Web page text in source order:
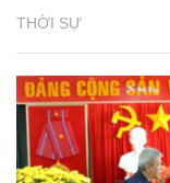
THỜI SỰ